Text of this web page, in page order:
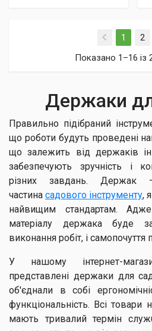
1
2
Показано 1–16 із
Держаки
Правильно підібраний
що роботи будуть проведені
що залежить від держаків
забезпечують зручність і
різних завдань. Держак
частина садового інструменту,
найвищим стандартам.
матеріалу держака буде
виконання робіт, і самопочуття
У нашому інтернет-
представлені держаки для
об'єднали в собі
функціональність. Всі товари
мають тривалий термін